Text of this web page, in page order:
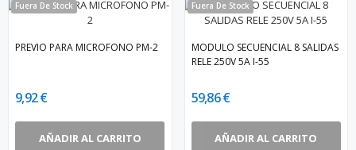
Fuera De Stock
PREVIO PARA MICROFONO PM-2
9,92 €
AÑADIR AL CARRITO
Fuera De Stock
MODULO SECUENCIAL 8 SALIDAS
RELE 250V 5A I-55
59,86 €
AÑADIR AL CARRITO